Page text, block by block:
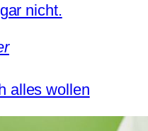
nicht.
alles wollen